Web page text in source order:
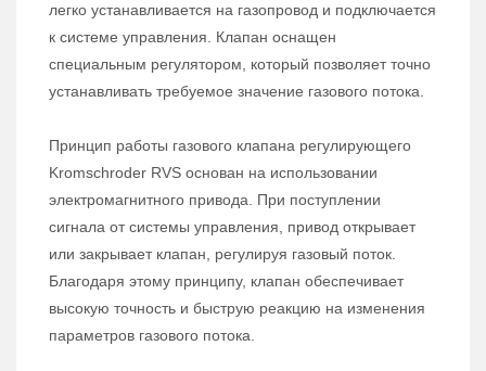
легко устанавливается на газопровод и подключается
к системе управления. Клапан оснащен
специальным регулятором, который позволяет точно
устанавливать требуемое значение газового потока.
Принцип работы газового клапана регулирующего
Kromschroder RVS основан на использовании
электромагнитного привода. При поступлении
сигнала от системы управления, привод открывает
или закрывает клапан, регулируя газовый поток.
Благодаря этому принципу, клапан обеспечивает
высокую точность и быструю реакцию на изменения
параметров газового потока.